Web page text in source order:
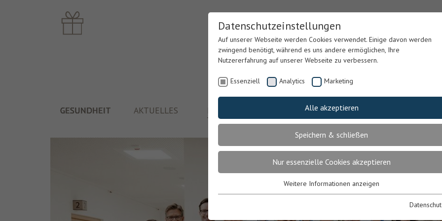
GESUNDHEIT AKTUELLES
THERAPIE
LEIB & SEELE PARKING
Datenschutzeinstellungen
Auf unserer Webseite werden Cookies verwendet. Einige davon werden
zwingend benötigt, während es uns andere ermöglichen, Ihre
Nutzererfahrung auf unserer Webseite zu verbessern.
Essenziell Analytics Marketing
Alle akzeptieren
Speichern & schließen
Nur essenzielle Cookies akzeptieren
Essenzielle Cookies werden für grundlegende Funktionen der Webseite
Weitere Informationen anzeigen